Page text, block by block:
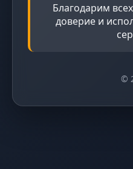
Благодарим
доверие и
©